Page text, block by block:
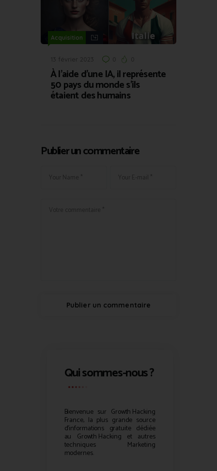
Acquisition
13 février 2023 0 0
À l’aide d’une IA, il représente
50 pays du monde s’ils
étaient des humains
Publier un commentaire
Qui sommes-nous ?
Bienvenue sur Growth Hacking
France, la plus grande source
d’informations gratuite dédiée
au Growth Hacking et autres
techniques Marketing
modernes.